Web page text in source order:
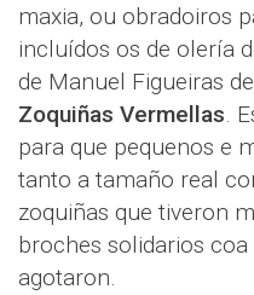
maxia, ou obradoiros
incluídos os de olería
de Manuel Figueiras
Zoquiñas Vermellas.
para que pequenos e
tanto a tamaño real
zoquiñas que tiveron
broches solidarios
agotaron.